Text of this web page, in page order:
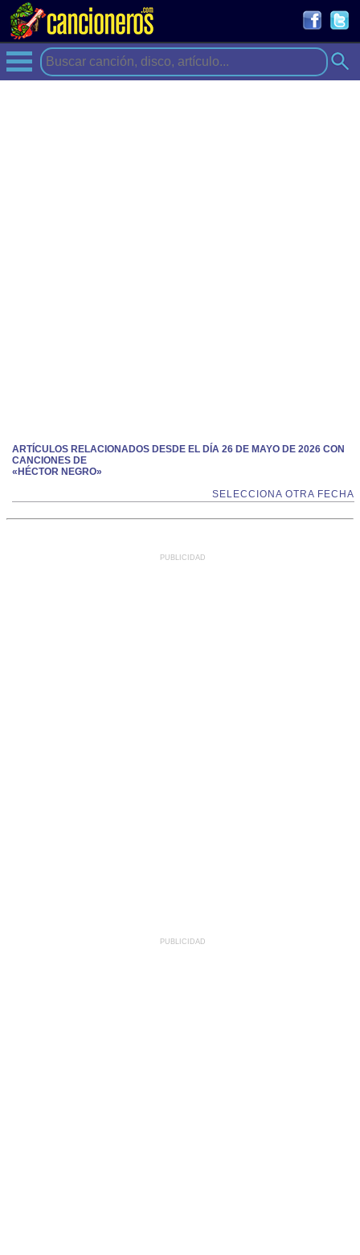
ARTÍCULOS RELACIONADOS DESDE EL DÍA 26 DE MAYO DE 2026 CON
CANCIONES DE
«HÉCTOR NEGRO»
SELECCIONA OTRA FECHA
PUBLICIDAD
PUBLICIDAD